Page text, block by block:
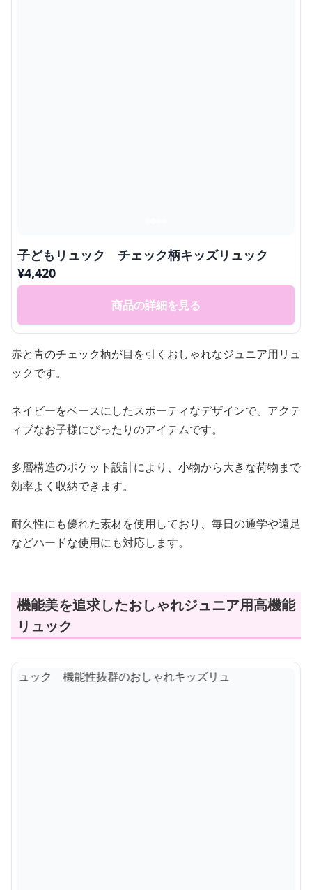
子どもリュック チェック柄キッズリュック
¥4,420
商品の詳細を見る
赤と青のチェック柄が目を引くおしゃれなジュニア用リュ
ックです。
ネイビーをベースにしたスポーティなデザインで、アクテ
ィブなお子様にぴったりのアイテムです。
多層構造のポケット設計により、小物から大きな荷物まで
効率よく収納できます。
耐久性にも優れた素材を使用しており、毎日の通学や遠足
などハードな使用にも対応します。
機能美を追求したおしゃれジュニア用高機能
リュック